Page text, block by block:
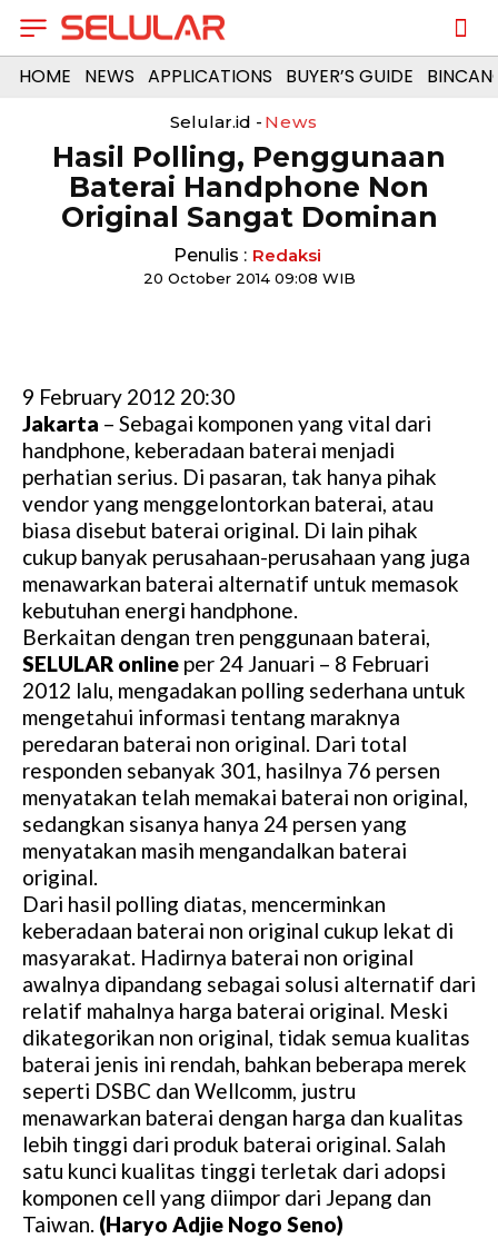
HOME NEWS APPLICATIONS BUYER’S GUIDE
Selular.id - News
Hasil Polling, Penggunaan
Baterai Handphone Non
Original Sangat Dominan
Penulis : Redaksi
20 October 2014 09:08 WIB
9 February 2012 20:30
Jakarta – Sebagai komponen yang vital dari
handphone, keberadaan baterai menjadi
perhatian serius. Di pasaran, tak hanya pihak
vendor yang menggelontorkan baterai, atau
biasa disebut baterai original. Di lain pihak
cukup banyak perusahaan-perusahaan yang juga
menawarkan baterai alternatif untuk memasok
kebutuhan energi handphone.
Berkaitan dengan tren penggunaan baterai,
SELULAR online per 24 Januari – 8 Februari
2012 lalu, mengadakan polling sederhana untuk
mengetahui informasi tentang maraknya
peredaran baterai non original. Dari total
responden sebanyak 301, hasilnya 76 persen
menyatakan telah memakai baterai non original,
sedangkan sisanya hanya 24 persen yang
menyatakan masih mengandalkan baterai
original.
Dari hasil polling diatas, mencerminkan
keberadaan baterai non original cukup lekat di
masyarakat. Hadirnya baterai non original
awalnya dipandang sebagai solusi alternatif dari
relatif mahalnya harga baterai original. Meski
dikategorikan non original, tidak semua kualitas
baterai jenis ini rendah, bahkan beberapa merek
seperti DSBC dan Wellcomm, justru
menawarkan baterai dengan harga dan kualitas
lebih tinggi dari produk baterai original. Salah
satu kunci kualitas tinggi terletak dari adopsi
komponen cell yang diimpor dari Jepang dan
Taiwan. (Haryo Adjie Nogo Seno)